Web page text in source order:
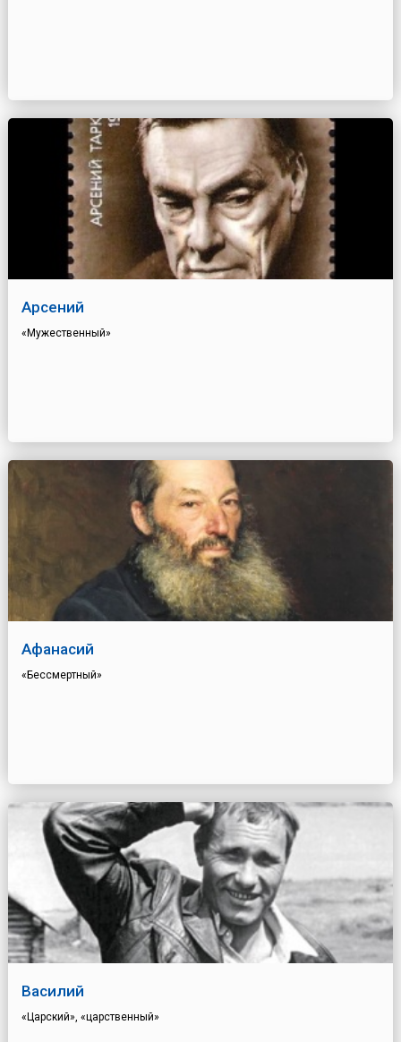
Арсений
«Мужественный»
Афанасий
«Бессмертный»
Василий
«Царский», «царственный»